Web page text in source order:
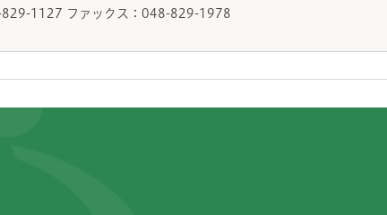
829-1127 ファックス：048-829-1978